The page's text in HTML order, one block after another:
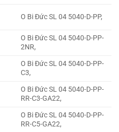
O Bi Đức SL 04 5040-D-PP,
O Bi Đức SL 04 5040-D-PP-
2NR,
O Bi Đức SL 04 5040-D-PP-
C3,
O Bi Đức SL 04 5040-D-PP-
RR-C3-GA22,
O Bi Đức SL 04 5040-D-PP-
RR-C5-GA22,